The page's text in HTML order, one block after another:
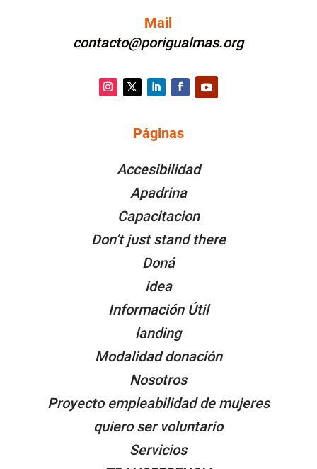
Mail
contacto@porigualmas.org
Facebook
Páginas
Accesibilidad
Apadrina
Capacitacion
Don’t just stand there
Doná
idea
Información Útil
landing
Modalidad donación
Nosotros
Proyecto empleabilidad de mujeres
quiero ser voluntario
Servicios